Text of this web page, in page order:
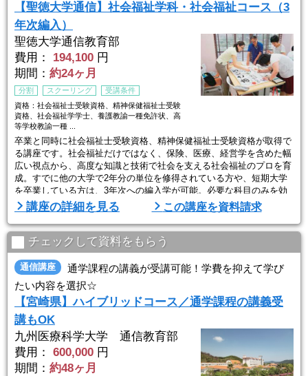
【聖徳大学通信】社会福祉学科・社会福祉コース（3
年次編入）
聖徳大学通信教育部
費用：
194,100 円
期間： 約24ヶ月
分割 スクーリング
受講条件
資格：社会福祉士受験資格、精神保健福祉士受験
資格、社会福祉学学士、養護教諭一種免許状、高
等学校教諭一種 ...
卒業と同時に社会福祉士受験資格、精神保健福祉士受験資格が取得で
る講座です。社会福祉だけではなく、保険、医療、経営学を含めた幅
広い視点から、高度な知識と技術で社会を支える社会福祉のプロを育
成。すでに他の大学で2年分の単位を修得されている方や、短期大学
を卒業している方は、3年次への編入学が可能。必要な科目のみを効
率よく学習し、最短2年で卒業することができます。
現場と連携した実習を重視しており、児童相談所や養護施設、特別養
護老人ホームなどで24日間・180時間以上（１年次入学生は32日間・
240時間 ...
講座の詳細を見る この講座を資料請求
チェックして資料をもらう
通信講座
通学課程の講義が受講可能！学費を抑えて学び
たい内容を選択☆
【宮崎県】ハイブリッドコース／通学課程の講義受
講もOK
九州医療科学大学 通信教育部
費用：
600,000 円
期間： 約48ヶ月